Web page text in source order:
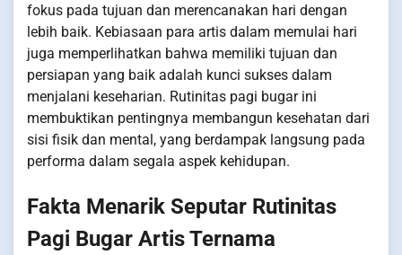
fokus pada tujuan dan merencanakan hari dengan
lebih baik. Kebiasaan para artis dalam memulai hari
juga memperlihatkan bahwa memiliki tujuan dan
persiapan yang baik adalah kunci sukses dalam
menjalani keseharian. Rutinitas pagi bugar ini
membuktikan pentingnya membangun kesehatan dari
sisi fisik dan mental, yang berdampak langsung pada
performa dalam segala aspek kehidupan.
Fakta Menarik Seputar Rutinitas
Pagi Bugar Artis Ternama